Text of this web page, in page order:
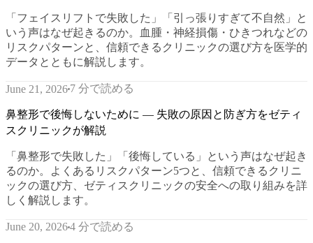
「フェイスリフトで失敗した」「引っ張りすぎて不自然」と
いう声はなぜ起きるのか。血腫・神経損傷・ひきつれなどの
リスクパターンと、信頼できるクリニックの選び方を医学的
データとともに解説します。
June 21, 2026 7 分で読める
鼻整形で後悔しないために — 失敗の原因と防ぎ方をゼティ
スクリニックが解説
「鼻整形で失敗した」「後悔している」という声はなぜ起き
るのか。よくあるリスクパターン5つと、信頼できるクリニ
ックの選び方、ゼティスクリニックの安全への取り組みを詳
しく解説します。
June 20, 20264 分で読める